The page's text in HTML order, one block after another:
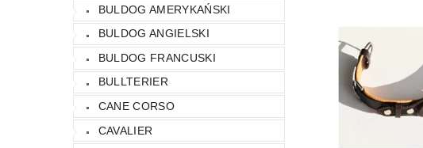
BULDOG AMERYKAŃSKI
BULDOG ANGIELSKI
BULDOG FRANCUSKI
BULLTERIER
CANE CORSO
CAVALIER